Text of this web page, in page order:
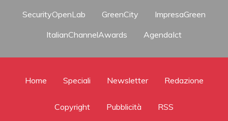
SecurityOpenLab
GreenCity
ImpresaGreen
ItalianChannelAwards
AgendaIct
Home Speciali Newsletter Redazione
Copyright Pubblicità RSS